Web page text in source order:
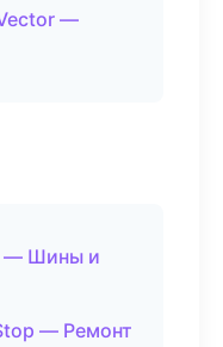
—
— Шины и
— Ремонт